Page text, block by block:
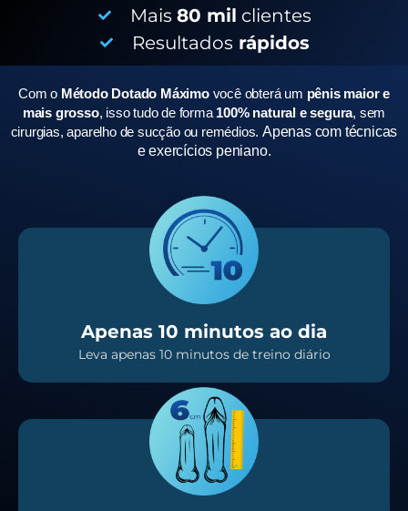
Mais 80 mil clientes
Resultados rápidos
Com o Método Dotado Máximo você obterá um pênis maior e
mais grosso, isso tudo de forma 100% natural e segura, sem
cirurgias, aparelho de sucção ou remédios.Apenas com técnicas
e exercícios peniano.
Apenas 10 minutos ao dia
Leva apenas 10 minutos de treino diário